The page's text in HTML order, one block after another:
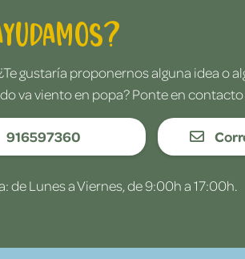
gustaría proponernos alguna idea o
va viento en popa? Ponte en
916597360
Lunes a Viernes, de 9:00h a 17:00h.